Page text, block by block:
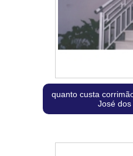
quanto custa
José